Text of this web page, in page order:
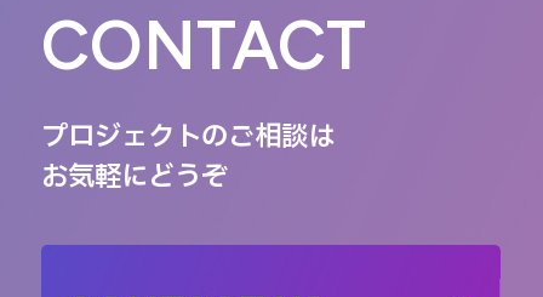
CONTACT
プロジェクトのご相談は
お気軽にどうぞ